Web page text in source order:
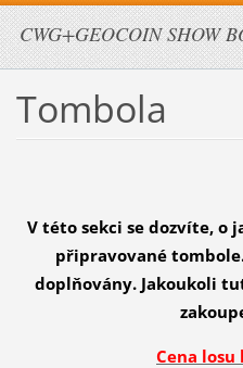
CWG+GEOCOIN SHOW
Tombola
V této sekci se dozvíte, o
připravované
doplňovány. Jakoukoli
Cena losu